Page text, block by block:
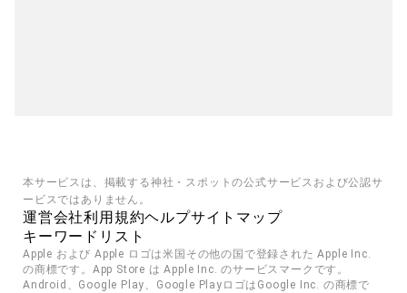
本サービスは、掲載する神社・スポットの公式サービスおよび公認サ
ービスではありません。
運営会社利用規約ヘルプサイトマップ
キーワードリスト
Apple および Apple ロゴは米国その他の国で登録された Apple Inc.
の商標です。App Store は Apple Inc. のサービスマークです。
Android、Google Play、Google PlayロゴはGoogle Inc. の商標で